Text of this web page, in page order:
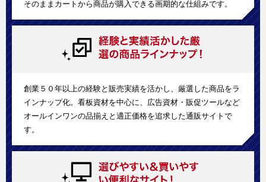
そのままカートから商品が購入できる画期的な仕組みです。
創業５０年以上の経験と販売実績を活かし、厳選した商品をラ
インナップ化。看板資材を中心に、広告資材・販促ツールなど
オールインワンの品揃えと適正価格を追求した通販サイトで
す。